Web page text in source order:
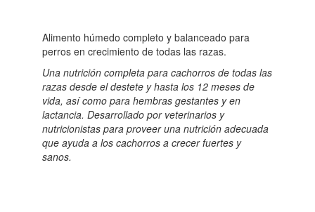
Alimento húmedo completo y balanceado para
perros en crecimiento de todas las razas.
Una nutrición completa para cachorros de todas las
razas desde el destete y hasta los 12 meses de
vida, así como para hembras gestantes y en
lactancia. Desarrollado por veterinarios y
nutricionistas para proveer una nutrición adecuada
que ayuda a los cachorros a crecer fuertes y
sanos.